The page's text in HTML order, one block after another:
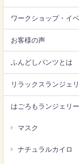
ワークショップ・イ
お客様の声
ふんどしパンツとは
リラックスランジェ
はごろもランジェリ
マスク
ナチュラルカイロ